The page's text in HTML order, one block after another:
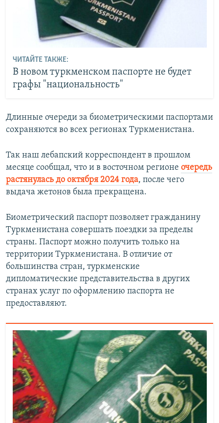
ЧИТАЙТЕ ТАКЖЕ:
В новом туркменском паспорте не будет
графы "национальность"
Длинные очереди за биометрическими паспортами
сохраняются во всех регионах Туркменистана.
Так наш лебапский корреспондент в прошлом
месяце сообщал, что и в восточном регионе очередь
растянулась до октября 2024 года, после чего
выдача жетонов была прекращена.
Биометрический паспорт позволяет гражданину
Туркменистана совершать поездки за пределы
страны. Паспорт можно получить только на
территории Туркменистана. В отличие от
большинства стран, туркменские
дипломатические представительства в других
странах услуг по оформлению паспорта не
предоставляют.